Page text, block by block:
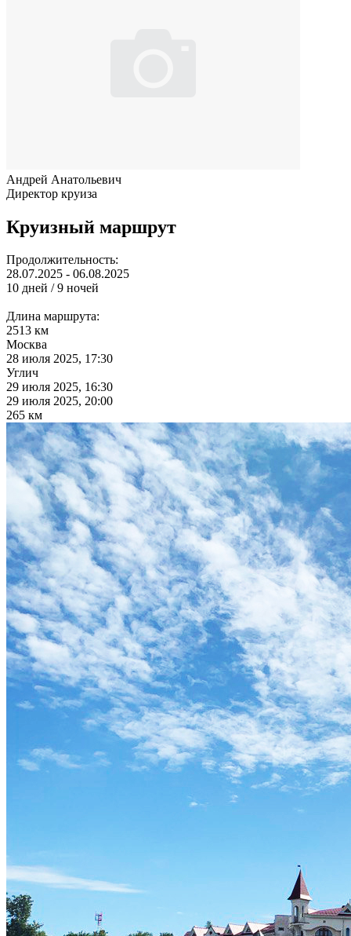
Андрей Анатольевич
Директор круиза
Круизный маршрут
Продолжительность:
28.07.2025 - 06.08.2025
10 дней / 9 ночей
Длина маршрута:
2513 км
Москва
28 июля 2025, 17:30
Углич
29 июля 2025, 16:30
29 июля 2025, 20:00
265 км